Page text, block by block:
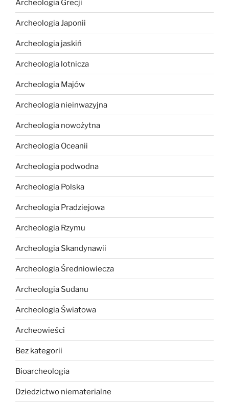
Archeologia Grecji
Archeologia Japonii
Archeologia jaskiń
Archeologia lotnicza
Archeologia Majów
Archeologia nieinwazyjna
Archeologia nowożytna
Archeologia Oceanii
Archeologia podwodna
Archeologia Polska
Archeologia Pradziejowa
Archeologia Rzymu
Archeologia Skandynawii
Archeologia Średniowiecza
Archeologia Sudanu
Archeologia Światowa
Archeowieści
Bez kategorii
Bioarcheologia
Dziedzictwo niematerialne